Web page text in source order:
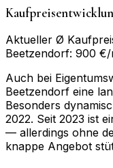
Aktueller Ø
Beetzendorf: 900 €/
Auch bei
Beetzendorf eine
Besonders
2022. Seit 2023 ist
— allerdings ohne
knappe Angebot